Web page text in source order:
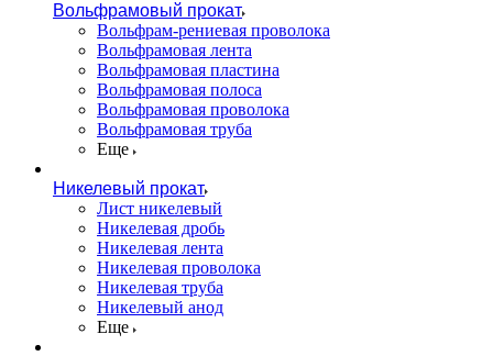
Вольфрамовый прокат
Вольфрам-рениевая проволока
Вольфрамовая лента
Вольфрамовая пластина
Вольфрамовая полоса
Вольфрамовая проволока
Вольфрамовая труба
Еще
Никелевый прокат
Лист никелевый
Никелевая дробь
Никелевая лента
Никелевая проволока
Никелевая труба
Никелевый анод
Еще